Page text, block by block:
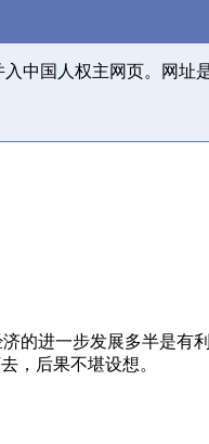
中国人权主网页。网址
的进一步发展多半是
，后果不堪设想。